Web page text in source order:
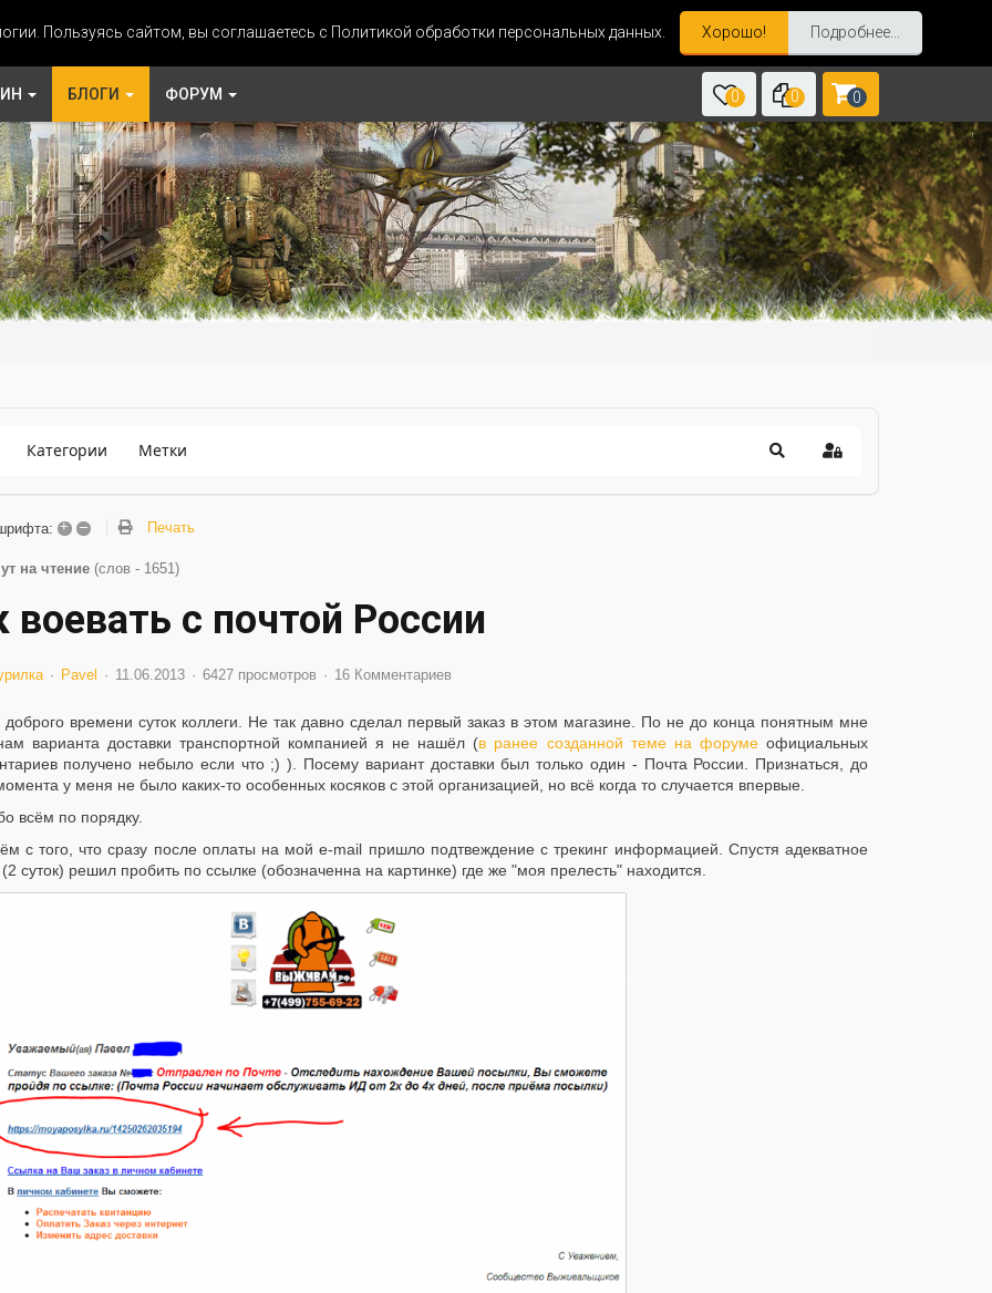
Пользуясь сайтом, вы соглашаетесь с Политикой обработки персональных данных. Хорошо! Подробнее...
БЛОГИ ФОРУМ 0 0 0
Категории Метки
+ – Печать
на чтение (слов - 1651)
воевать с почтой России
Pavel 11.06.2013 6427 просмотров 16 Комментариев
доброго времени суток коллеги. Не так давно сделал первый заказ в этом магазине. По не до конца понятным мне
варианта доставки транспортной компанией я не нашёл (в ранее созданной теме на форумеофициальных
получено небыло если что ;) ). Посему вариант доставки был только один - Почта России. Признаться, до
у меня не было каких-то особенных косяков с этой организацией, но всё когда то случается впервые.
всём по порядку.
с того, что сразу после оплаты на мой e-mail пришло подтвеждение с трекинг информацией. Спустя адекватное
суток) решил пробить по ссылке (обозначенна на картинке) где же "моя прелесть" находится.